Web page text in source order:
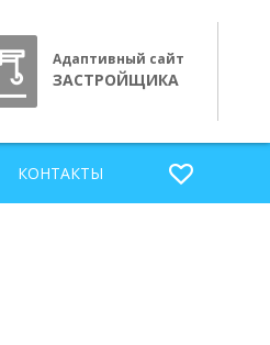
Адаптивный сайт
ЗАСТРОЙЩИКА
КОНТАКТЫ